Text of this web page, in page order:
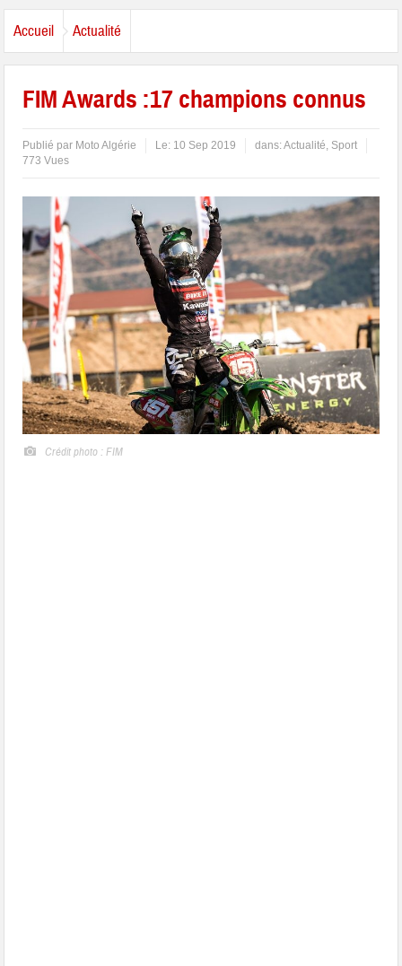
Accueil Actualité
FIM Awards :17 champions connus
Publié par Moto Algérie Le: 10 Sep 2019 dans:Actualité, Sport
773 Vues
Crédit photo : FIM